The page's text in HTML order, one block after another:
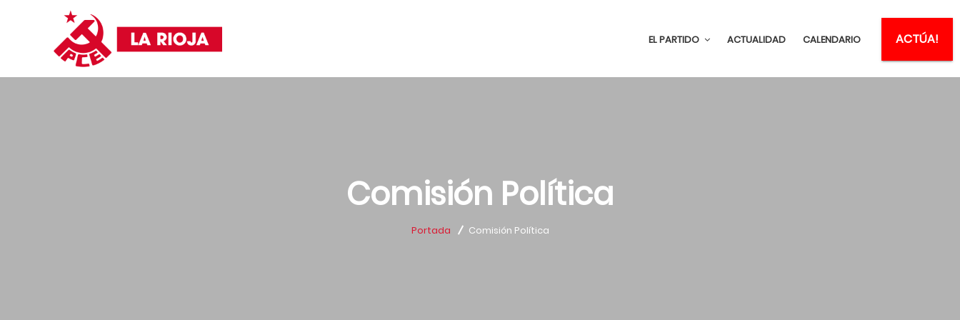
ACTÚA!
EL PARTIDO ACTUALIDAD CALENDARIO
Comisión Política
Portada Comisión Política